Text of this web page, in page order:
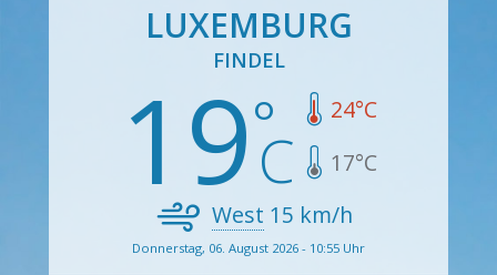
LUXEMBURG
FINDEL
19 24°C
17°C
West 15 km/h
Donnerstag, 06. August 2026 - 10:55 Uhr